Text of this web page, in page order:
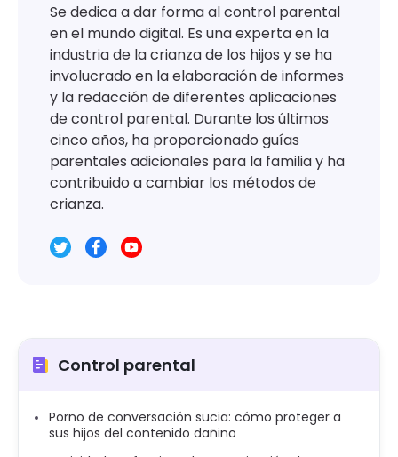
Se dedica a dar forma al control parental
en el mundo digital. Es una experta en la
industria de la crianza de los hijos y se ha
involucrado en la elaboración de informes
y la redacción de diferentes aplicaciones
de control parental. Durante los últimos
cinco años, ha proporcionado guías
parentales adicionales para la familia y ha
contribuido a cambiar los métodos de
crianza.
Control parental
Porno de conversación sucia: cómo proteger a
sus hijos del contenido dañino